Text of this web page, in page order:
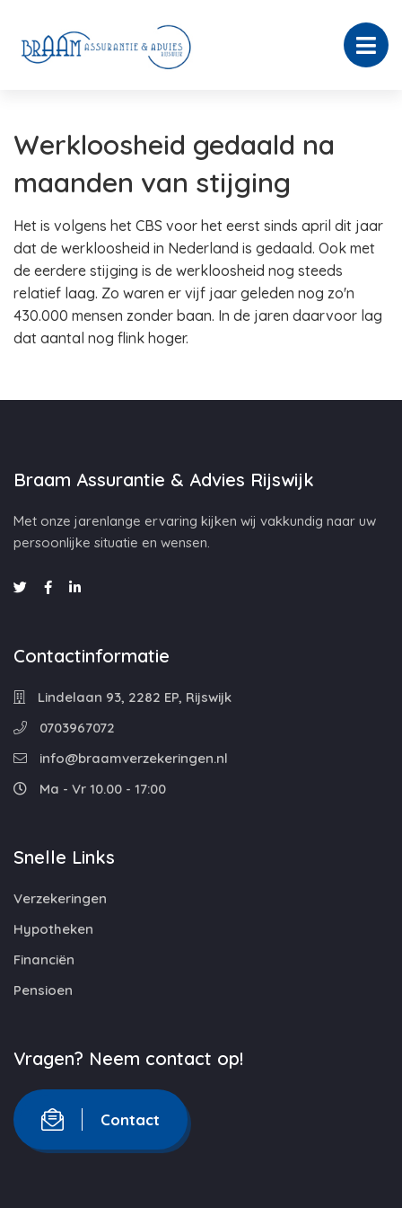
Werkloosheid gedaald na
maanden van stijging
Het is volgens het CBS voor het eerst sinds april dit jaar
dat de werkloosheid in Nederland is gedaald. Ook met
de eerdere stijging is de werkloosheid nog steeds
relatief laag. Zo waren er vijf jaar geleden nog zo'n
430.000 mensen zonder baan. In de jaren daarvoor lag
dat aantal nog flink hoger.
Braam Assurantie & Advies Rijswijk
Met onze jarenlange ervaring kijken wij vakkundig naar uw
persoonlijke situatie en wensen.
Contactinformatie
Lindelaan 93, 2282 EP, Rijswijk
0703967072
info@braamverzekeringen.nl
Ma - Vr 10.00 - 17:00
Snelle Links
Verzekeringen
Hypotheken
Financiën
Pensioen
Vragen? Neem contact op!
Contact